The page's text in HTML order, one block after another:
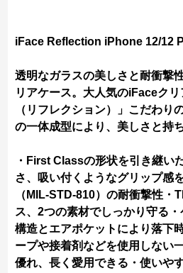
iFace Reflection iPhone 12/12
透明なガラスの美しさと耐衝撃
リアケース。大人気のiFaceク
（リフレクション）」こだわり
の一体成型により、美しさと持
・First Classの形状を引き継い
さ、吸い付くようなグリップ感
（MIL-STD-810）の耐衝撃性・
ス、2つの素材でしっかり守る
構造とエアポケットにより落下
ープや接着剤などを使用しない
優れ、長く愛用できる・使いや